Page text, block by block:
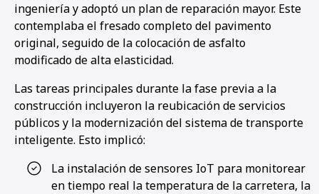
ingeniería y adoptó un plan de reparación mayor. Este
contemplaba el fresado completo del pavimento
original, seguido de la colocación de asfalto
modificado de alta elasticidad.
Las tareas principales durante la fase previa a la
construcción incluyeron la reubicación de servicios
públicos y la modernización del sistema de transporte
inteligente. Esto implicó:
La instalación de sensores IoT para monitorear
en tiempo real la temperatura de la carretera, la